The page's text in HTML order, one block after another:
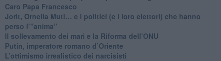
Caro Papa Francesco
​Jorit, Ornella Muti… e i politici (e i loro elettori) che hanno
perso l’”anima”
​Il sollevamento dei mari e la Riforma dell’ONU
Putin, imperatore romano d’Oriente
​L’ottimismo irrealistico dei narcisisti